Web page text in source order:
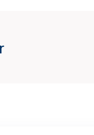
kann auf